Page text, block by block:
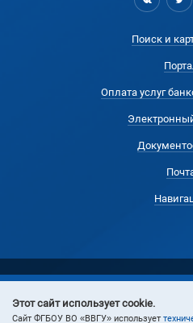
Поиск и
Оплата услуг
© 2022 Владивостокский
Этот сайт использует cookie.
Cайт ФГБОУ ВО «ВВГУ» использует